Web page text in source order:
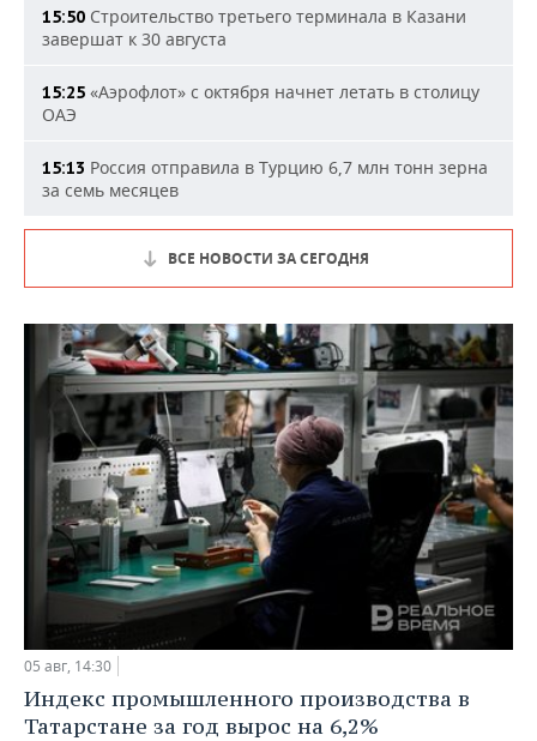
15:50 Строительство третьего терминала в Казани
завершат к 30 августа
15:25 «Аэрофлот» с октября начнет летать в столицу
ОАЭ
15:13 Россия отправила в Турцию 6,7 млн тонн зерна
за семь месяцев
ВСЕ НОВОСТИ ЗА СЕГОДНЯ
05 авг, 14:30
Индекс промышленного производства в
Татарстане за год вырос на 6,2%